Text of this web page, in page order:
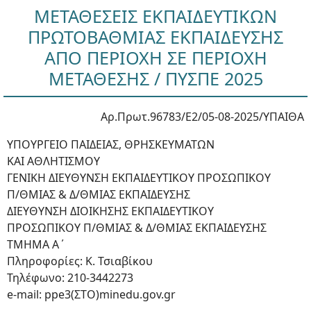
ΜΕΤΑΘΕΣΕΙΣ ΕΚΠΑΙΔΕΥΤΙΚΩΝ
ΠΡΩΤΟΒΑΘΜΙΑΣ ΕΚΠΑΙΔΕΥΣΗΣ
ΑΠΟ ΠΕΡΙΟΧΗ ΣΕ ΠΕΡΙΟΧΗ
ΜΕΤΑΘΕΣΗΣ / ΠΥΣΠΕ 2025
Αρ.Πρωτ.96783/Ε2/05-08-2025/ΥΠΑΙΘΑ
ΥΠΟΥΡΓΕΙΟ ΠΑΙΔΕΙΑΣ, ΘΡΗΣΚΕΥΜΑΤΩΝ
ΚΑΙ ΑΘΛΗΤΙΣΜΟΥ
ΓΕΝΙΚΗ ΔΙΕΥΘΥΝΣΗ ΕΚΠΑΙΔΕΥΤΙΚΟΥ ΠΡΟΣΩΠΙΚΟΥ
Π/ΘΜΙΑΣ & Δ/ΘΜΙΑΣ ΕΚΠΑΙΔΕΥΣΗΣ
ΔΙΕΥΘΥΝΣΗ ΔΙΟΙΚΗΣΗΣ ΕΚΠΑΙΔΕΥΤΙΚΟΥ
ΠΡΟΣΩΠΙΚΟΥ Π/ΘΜΙΑΣ & Δ/ΘΜΙΑΣ ΕΚΠΑΙΔΕΥΣΗΣ
ΤΜΗΜΑ Α΄
Πληροφορίες: Κ. Τσιαβίκου
Τηλέφωνο: 210-3442273
e-mail: ppe3(ΣΤΟ)minedu.gov.gr